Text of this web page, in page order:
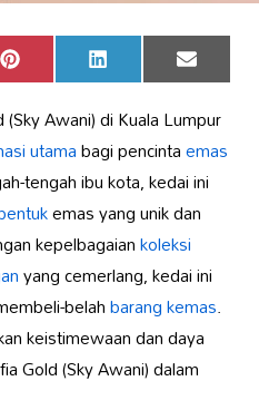
Share
on
Pinterest Share
on
LinkedIn Share
on
Email
Awani) di Kuala Lumpur
utamabagi pencintaemas
tengah ibu kota, kedai ini
emas yang unik dan
kepelbagaiankoleksi
yang cemerlang, kedai ini
belahbarang kemas.
keistimewaan dan daya
Gold (Sky Awani) dalam